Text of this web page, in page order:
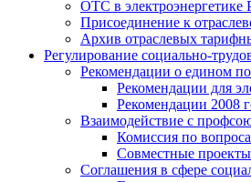
ОТС в
Присоединение к
Архив отраслевых
Регулирование социально-
Рекомендации о едином
Рекомендации для
Рекомендации 2008
Взаимодействие с
Комиссия по
Совместные проекты
Соглашения в сфере